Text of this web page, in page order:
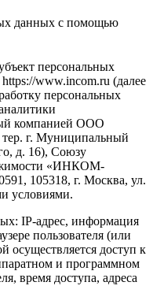
данных с помощью
персональных
www.incom.ru (далее
персональных
компанией ООО
г. Муниципальный
д. 16), Союзу
«ИНКОМ-
105318, г. Москва, ул.
условиями.
IP-адрес, информация
пользователя (или
осуществляется доступ к
и программном
время доступа, адреса